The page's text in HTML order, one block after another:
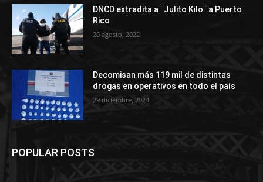
DNCD extradita a ¨Julito Kilo¨ a Puerto
Rico
20 agosto, 2022
Decomisan más 119 mil de distintas
drogas en operativos en todo el país
29 diciembre, 2024
POPULAR POSTS